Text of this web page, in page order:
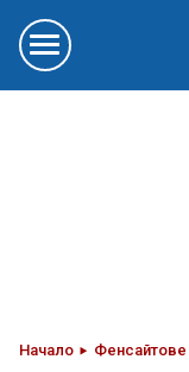
Начало Фенсайтове